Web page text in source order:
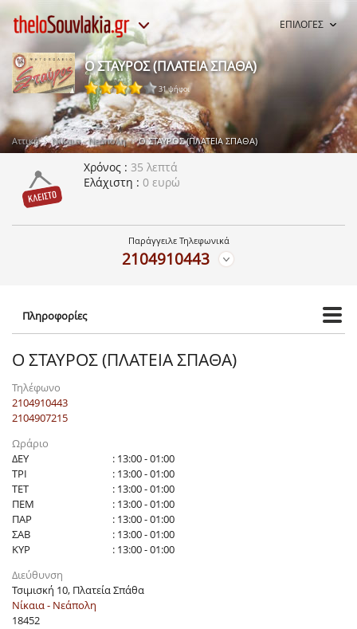
ΕΠΙΛΟΓΕΣ
Ο ΣΤΑΥΡΟΣ (ΠΛΑΤΕΙΑ ΣΠΑΘΑ)
31 ψήφοι
Αττική Νίκαια - Νεάπολη Ο ΣΤΑΥΡΟΣ (ΠΛΑΤΕΙΑ ΣΠΑΘΑ)
Χρόνος
35 λεπτά
Ελάχιστη
0 ευρώ
Παράγγειλε Τηλεφωνικά
2104910443
Πληροφορίες
Ο ΣΤΑΥΡΟΣ (ΠΛΑΤΕΙΑ ΣΠΑΘΑ)
Τηλέφωνο
2104910443
2104907215
Ωράριο
ΔΕΥ
: 13:00 - 01:00
ΤΡΙ
: 13:00 - 01:00
ΤΕΤ
: 13:00 - 01:00
ΠΕΜ
: 13:00 - 01:00
ΠΑΡ
: 13:00 - 01:00
ΣΑΒ
: 13:00 - 01:00
ΚΥΡ
: 13:00 - 01:00
Διεύθυνση
Τσιμισκή 10, Πλατεία Σπάθα
Νίκαια - Νεάπολη
18452